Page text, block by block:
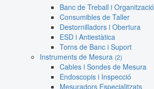
Banc de Treball i Organització
Consumibles de Taller
Destornilladors i Obertura
ESD i Antiestàtica
Torns de Banc i Suport
Instruments de Mesura (2)
Cables i Sondes de Mesura
Endoscopis i Inspecció
Mesuradors Especialitzats